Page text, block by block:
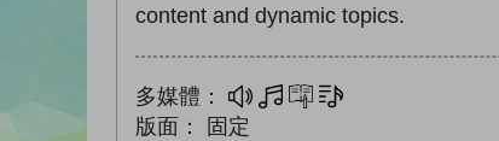
content and dynamic topics.
多媒體： 多媒體互動練習
文字同步朗讀
版面：
固定